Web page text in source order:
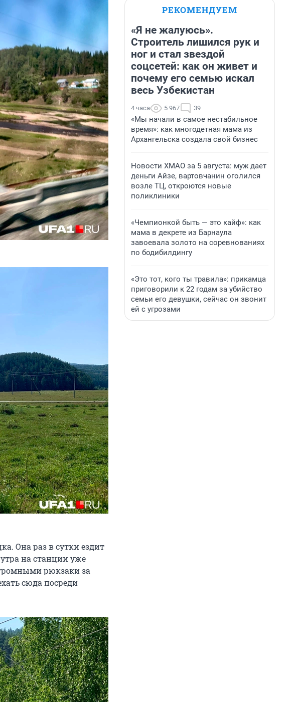
Она раз в сутки ездит
на станции уже
рюкзаки за
сюда посреди
РЕКОМЕНДУЕМ
«Я не жалуюсь».
Строитель лишился рук и
ног и стал звездой
соцсетей: как он живет и
почему его семью искал
весь Узбекистан
4 часа 5 967 39
«Мы начали в самое нестабильное
время»: как многодетная мама из
Архангельска создала свой бизнес
Новости ХМАО за 5 августа: муж дает
деньги Айзе, вартовчанин оголился
возле ТЦ, откроются новые
поликлиники
«Чемпионкой быть — это кайф»: как
мама в декрете из Барнаула
завоевала золото на соревнованиях
по бодибилдингу
«Это тот, кого ты травила»: прикамца
приговорили к 22 годам за убийство
семьи его девушки, сейчас он звонит
ей с угрозами